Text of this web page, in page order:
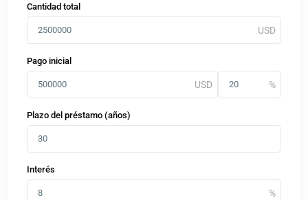
Cantidad total
Pago inicial
Plazo del préstamo (años)
Interés